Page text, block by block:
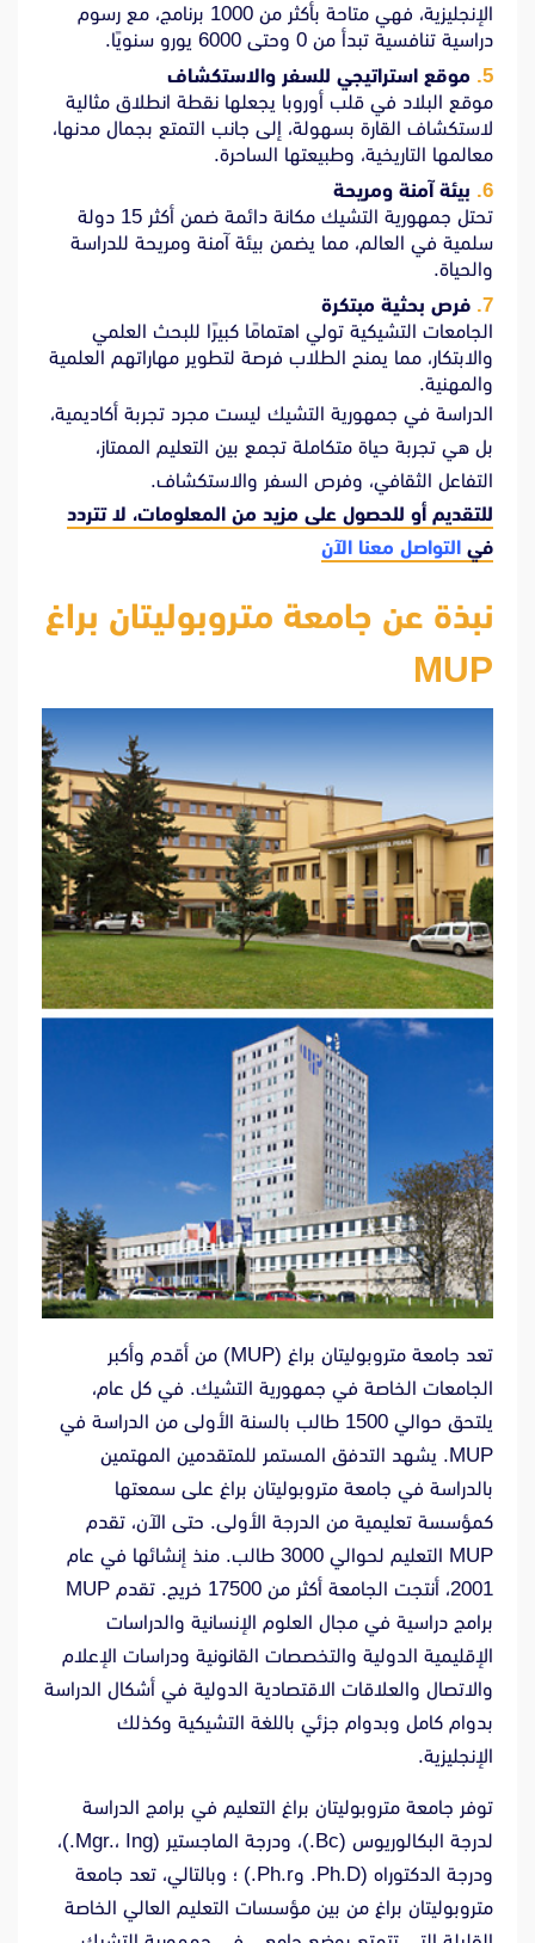
الإنجليزية، فهي متاحة بأكثر من 1000 برنامج، مع رسوم
دراسية تنافسية تبدأ من 0 وحتى 6000 يورو سنويًا.
موقع استراتيجي للسفر والاستكشاف
موقع البلاد في قلب أوروبا يجعلها نقطة انطلاق مثالية
لاستكشاف القارة بسهولة، إلى جانب التمتع بجمال مدنها،
معالمها التاريخية، وطبيعتها الساحرة.
بيئة آمنة ومريحة
تحتل جمهورية التشيك مكانة دائمة ضمن أكثر 15 دولة
سلمية في العالم، مما يضمن بيئة آمنة ومريحة للدراسة
والحياة.
فرص بحثية مبتكرة
الجامعات التشيكية تولي اهتمامًا كبيرًا للبحث العلمي
والابتكار، مما يمنح الطلاب فرصة لتطوير مهاراتهم العلمية
والمهنية.
الدراسة في جمهورية التشيك ليست مجرد تجربة أكاديمية،
بل هي تجربة حياة متكاملة تجمع بين التعليم الممتاز،
التفاعل الثقافي، وفرص السفر والاستكشاف.
للتقديم أو للحصول على مزيد من المعلومات، لا تتردد
في التواصل معنا الآن
نبذة عن جامعة متروبوليتان براغ
MUP
تعد جامعة متروبوليتان براغ (MUP) من أقدم وأكبر
الجامعات الخاصة في جمهورية التشيك. في كل عام،
يلتحق حوالي 1500 طالب بالسنة الأولى من الدراسة في
MUP. يشهد التدفق المستمر للمتقدمين المهتمين
بالدراسة في جامعة متروبوليتان براغ على سمعتها
كمؤسسة تعليمية من الدرجة الأولى. حتى الآن، تقدم
MUP التعليم لحوالي 3000 طالب. منذ إنشائها في عام
2001، أنتجت الجامعة أكثر من 17500 خريج. تقدم MUP
برامج دراسية في مجال العلوم الإنسانية والدراسات
الإقليمية الدولية والتخصصات القانونية ودراسات الإعلام
والاتصال والعلاقات الاقتصادية الدولية في أشكال الدراسة
بدوام كامل وبدوام جزئي باللغة التشيكية وكذلك
الإنجليزية.
توفر جامعة متروبوليتان براغ التعليم في برامج الدراسة
لدرجة البكالوريوس (Bc.)، ودرجة الماجستير (Mgr.، Ing.)،
ودرجة الدكتوراه (Ph.D. وPh.r.) ؛ وبالتالي، تعد جامعة
متروبوليتان براغ من بين مؤسسات التعليم العالي الخاصة